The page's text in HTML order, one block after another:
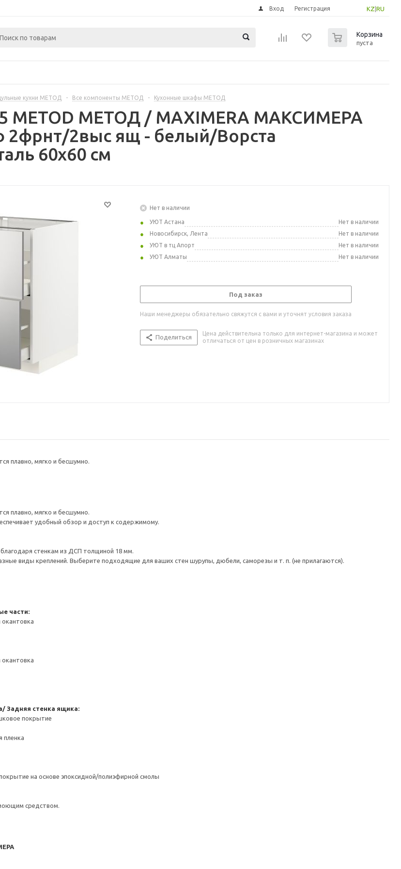
KZ RU
Вход Регистрация
Корзина
пуста
кухни МЕТОД - Все компоненты МЕТОД - Кухонные шкафы МЕТОД
METOD МЕТОД / MAXIMERA МАКСИМЕРА
2фрнт/2выс ящ - белый/Ворста
60x60 см
Нет в наличии
УЮТ Астана
Нет в наличии
Новосибирск, Лента
Нет в наличии
УЮТ в тц Апорт
Нет в наличии
УЮТ Алматы
Нет в наличии
Под заказ
Наши менеджеры обязательно свяжутся с вами и уточнят условия заказа
Поделиться
Цена действительна только для интернет-магазина и может
отличаться от цен в розничных магазинах
плавно, мягко и бесшумно.
плавно, мягко и бесшумно.
удобный обзор и доступ к содержимому.
стенкам из ДСП толщиной 18 мм.
виды креплений. Выберите подходящие для ваших стен шурупы, дюбели, саморезы и т. п. (не прилагаются).
части:
Задняя стенка ящика:
покрытие
пленка
на основе эпоксидной/полиэфирной смолы
средством.